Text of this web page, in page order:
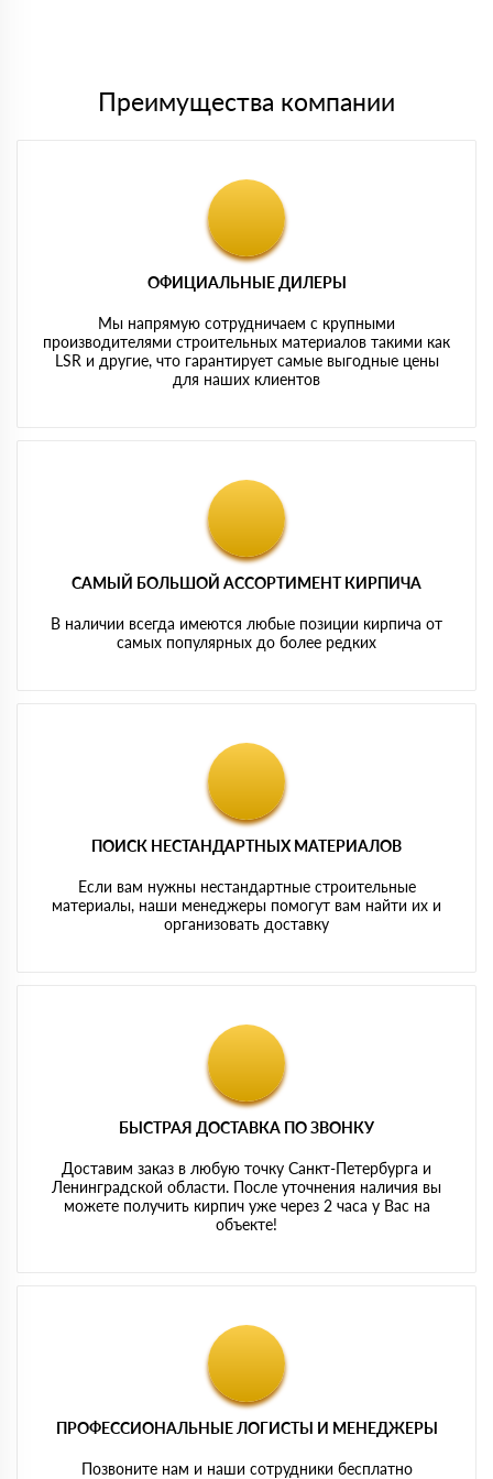
Преимущества компании
ОФИЦИАЛЬНЫЕ ДИЛЕРЫ
Мы напрямую сотрудничаем с крупными
производителями строительных материалов такими как
LSR и другие, что гарантирует самые выгодные цены
для наших клиентов
САМЫЙ БОЛЬШОЙ АССОРТИМЕНТ КИРПИЧА
В наличии всегда имеются любые позиции кирпича от
самых популярных до более редких
ПОИСК НЕСТАНДАРТНЫХ МАТЕРИАЛОВ
Если вам нужны нестандартные строительные
материалы, наши менеджеры помогут вам найти их и
организовать доставку
БЫСТРАЯ ДОСТАВКА ПО ЗВОНКУ
Доставим заказ в любую точку Санкт-Петербурга и
Ленинградской области. После уточнения наличия вы
можете получить кирпич уже через 2 часа у Вас на
объекте!
ПРОФЕССИОНАЛЬНЫЕ ЛОГИСТЫ И МЕНЕДЖЕРЫ
Позвоните нам и наши сотрудники бесплатно